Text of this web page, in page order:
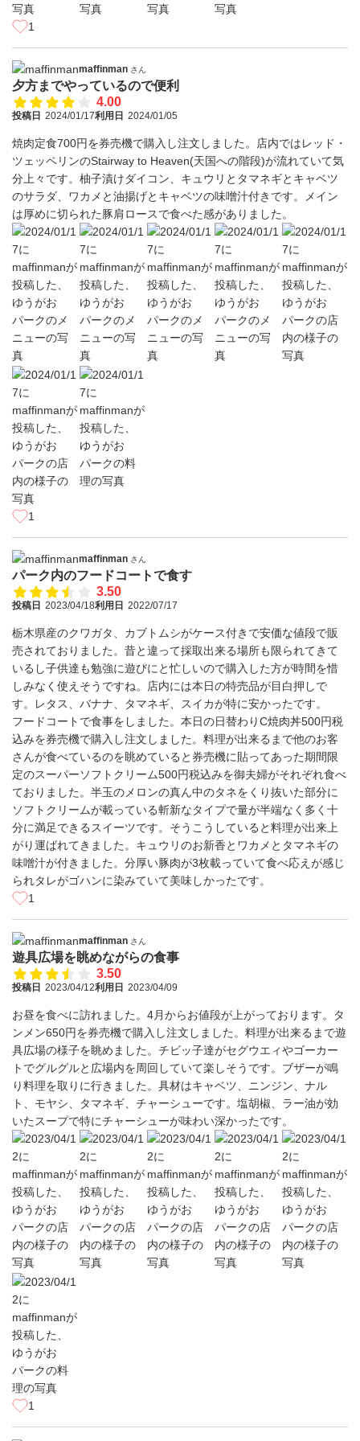
1
maffinman さん
夕方までやっているので便利
4.00
投稿日 2024/01/17利用日 2024/01/05
焼肉定食700円を券売機で購入し注文しました。店内ではレッド・
ツェッペリンのStairway to Heaven(天国への階段)が流れていて気
分上々です。柚子漬けダイコン、キュウリとタマネギとキャベツ
のサラダ、ワカメと油揚げとキャベツの味噌汁付きです。メイン
は厚めに切られた豚肩ロースで食べた感がありました。
1
maffinman さん
パーク内のフードコートで食す
3.50
投稿日 2023/04/18利用日 2022/07/17
栃木県産のクワガタ、カブトムシがケース付きで安価な値段で販
売されておりました。昔と違って採取出来る場所も限られてきて
いるし子供達も勉強に遊びにと忙しいので購入した方が時間を惜
しみなく使えそうですね。店内には本日の特売品が目白押しで
す。レタス、バナナ、タマネギ、スイカが特に安かったです。
フードコートで食事をしました。本日の日替わりC焼肉丼500円税
込みを券売機で購入し注文しました。料理が出来るまで他のお客
さんが食べているのを眺めていると券売機に貼ってあった期間限
定のスーパーソフトクリーム500円税込みを御夫婦がそれぞれ食べ
ておりました。半玉のメロンの真ん中のタネをくり抜いた部分に
ソフトクリームが載っている斬新なタイプで量が半端なく多く十
分に満足できるスイーツです。そうこうしていると料理が出来上
がり運ばれてきました。キュウリのお新香とワカメとタマネギの
味噌汁が付きました。分厚い豚肉が3枚載っていて食べ応えが感じ
られタレがゴハンに染みていて美味しかったです。
1
maffinman さん
遊具広場を眺めながらの食事
3.50
投稿日 2023/04/12利用日 2023/04/09
お昼を食べに訪れました。4月からお値段が上がっております。タ
ンメン650円を券売機で購入し注文しました。料理が出来るまで遊
具広場の様子を眺めました。チビッ子達がセグウエィやゴーカー
トでグルグルと広場内を周回していて楽しそうです。ブザーが鳴
り料理を取りに行きました。具材はキャベツ、ニンジン、ナル
ト、モヤシ、タマネギ、チャーシューです。塩胡椒、ラー油が効
いたスープで特にチャーシューが味わい深かったです。
1